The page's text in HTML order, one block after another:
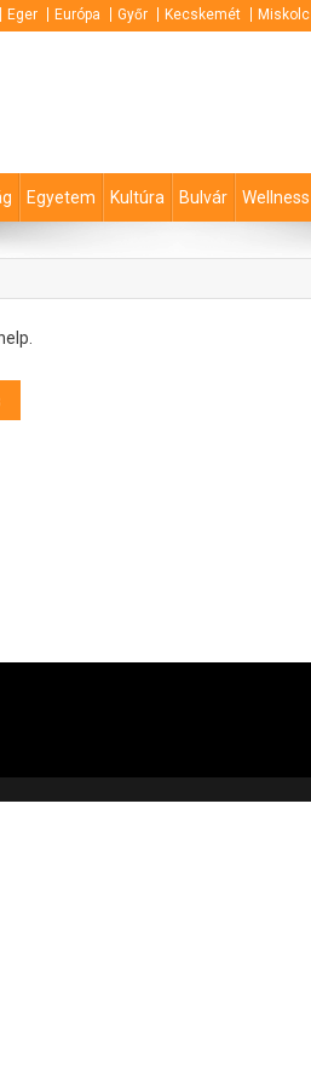
Eger Európa Győr Kecskemét Miskolc
Egyetem Kultúra Bulvár Wellness